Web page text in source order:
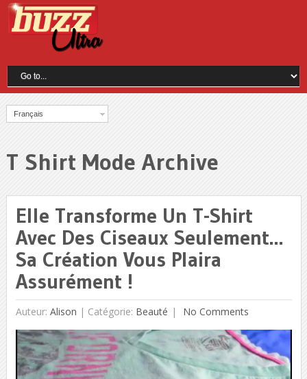
Français
T Shirt Mode Archive
Elle Transforme Un T-Shirt
Avec Des Ciseaux Seulement…
Sa Création Vous Plaira
Assurément !
Auteur: Alison | Catégorie: Beauté No Comments